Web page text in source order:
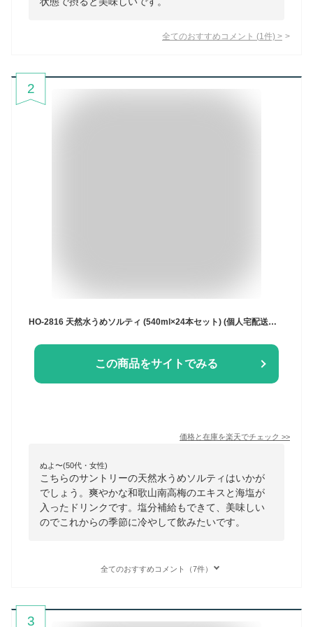
全てのおすすめコメント (1 件) >
2
HO-2816 天然水うめソルティ (540ml×24本セット) (個人宅配送不可/代引き決済不可)炭酸飲料 熱中症予防 工事現場 熱中症対策 作業員 塩分補給 CN3538
この商品をサイトでみる
価格と在庫を楽天でチェック >>
ぬよ〜(50代・女性)
こちらのサントリーの天然水うめソルティはいかが
でしょう。爽やかな和歌山南高梅のエキスと海塩が
入ったドリンクです。塩分補給もできて、美味しい
のでこれからの季節に冷やして飲みたいです。
全てのおすすめコメント（7件）
3